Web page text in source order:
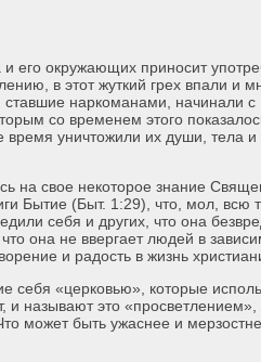
его окружающих приносит
в этот жуткий грех впали и
наркоманами, начинали с
со временем этого
время уничтожили их души, тела и
на свое некоторое знание
Бытие (Быт. 1:29), что, мол, всю
себя и других, что она
она не ввергает людей в
и радость в жизнь
себя «церковью», которые
и называют это «просветлением»,
может быть ужаснее и